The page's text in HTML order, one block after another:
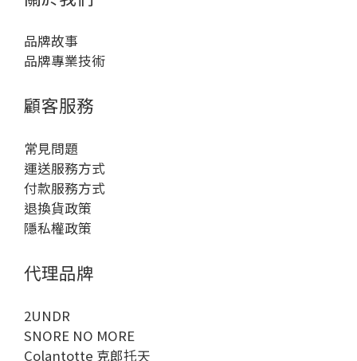
品牌故事
品牌專業技術
顧客服務
常見問題
運送服務方式
付款服務方式
退換貨政策
隱私權政策
代理品牌
2UNDR
SNORE NO MORE
Colantotte 克郎托天